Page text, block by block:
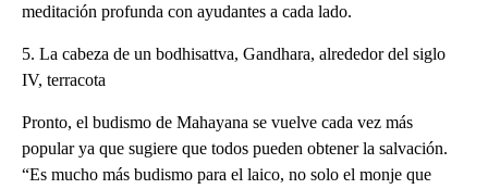
meditación profunda con ayudantes a cada lado.
5. La cabeza de un bodhisattva, Gandhara, alrededor del siglo
IV, terracota
Pronto, el budismo de Mahayana se vuelve cada vez más
popular ya que sugiere que todos pueden obtener la salvación.
“Es mucho más budismo para el laico, no solo el monje que